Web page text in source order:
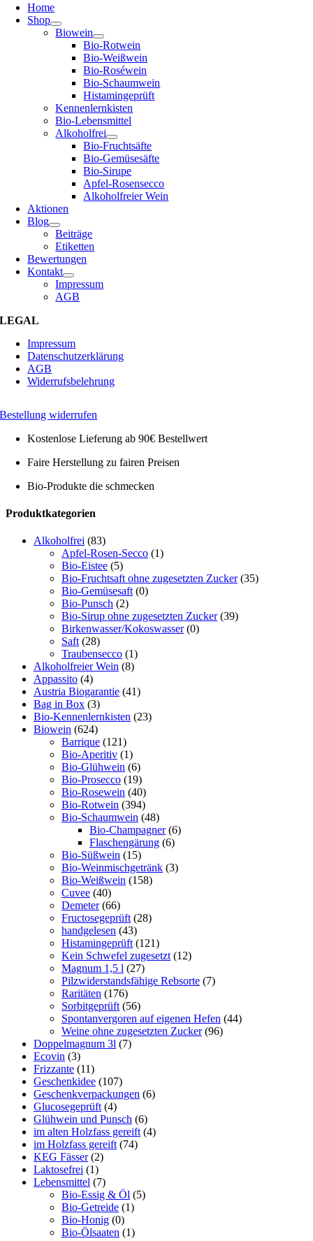
Home
Shop
Biowein
Bio-Rotwein
Bio-Weißwein
Bio-Roséwein
Bio-Schaumwein
Histamingeprüft
Kennenlernkisten
Bio-Lebensmittel
Alkoholfrei
Bio-Fruchtsäfte
Bio-Gemüsesäfte
Bio-Sirupe
Apfel-Rosensecco
Alkoholfreier Wein
Aktionen
Blog
Beiträge
Etiketten
Bewertungen
Kontakt
Impressum
AGB
LEGAL
Impressum
Datenschutzerklärung
AGB
Widerrufsbelehrung
Bestellung widerrufen
Kostenlose Lieferung ab 90€ Bestellwert
Faire Herstellung zu fairen Preisen
Bio-Produkte die schmecken
Toggle
Produktkategorien
Alkoholfrei (83)
Apfel-Rosen-Secco (1)
Bio-Eistee (5)
Bio-Fruchtsaft ohne zugesetzten Zucker (35)
Bio-Gemüsesaft (0)
Bio-Punsch (2)
Bio-Sirup ohne zugesetzten Zucker (39)
Birkenwasser/Kokoswasser (0)
Saft (28)
Traubensecco (1)
Alkoholfreier Wein (8)
Appassito (4)
Austria Biogarantie (41)
Bag in Box (3)
Bio-Kennenlernkisten (23)
Biowein (624)
Barrique (121)
Bio-Aperitiv (1)
Bio-Glühwein (6)
Bio-Prosecco (19)
Bio-Rosewein (40)
Bio-Rotwein (394)
Bio-Schaumwein (48)
Bio-Champagner (6)
Flaschengärung (6)
Bio-Süßwein (15)
Bio-Weinmischgetränk (3)
Bio-Weißwein (158)
Cuvee (40)
Demeter (66)
Fructosegeprüft (28)
handgelesen (43)
Histamingeprüft (121)
Kein Schwefel zugesetzt (12)
Magnum 1,5 l (27)
Pilzwiderstandsfähige Rebsorte (7)
Raritäten (176)
Sorbitgeprüft (56)
Spontanvergoren auf eigenen Hefen (44)
Weine ohne zugesetzten Zucker (96)
Doppelmagnum 3l (7)
Ecovin (3)
Frizzante (11)
Geschenkidee (107)
Geschenkverpackungen (6)
Glucosegeprüft (4)
Glühwein und Punsch (6)
im alten Holzfass gereift (4)
im Holzfass gereift (74)
KEG Fässer (2)
Laktosefrei (1)
Lebensmittel (7)
Bio-Essig & Öl (5)
Bio-Getreide (1)
Bio-Honig (0)
Bio-Ölsaaten (1)